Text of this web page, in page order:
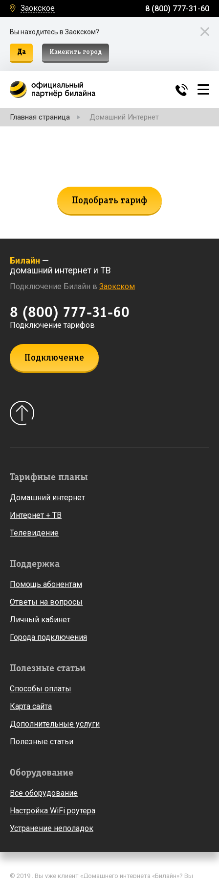
Заокское 8 (800) 777-31-60
Вы находитесь в Заокском?
Да Изменить город
Главная страница Домашний Интернет
Подобрать тариф
Билайн —
домашний интернет и ТВ
Подключение Билайн в Заокском
8 (800) 777-31-60
Подключение тарифов
Подключение
Тарифные планы
Домашний интернет
Интернет + ТВ
Телевидение
Поддержка
Помощь абонентам
Ответы на вопросы
Личный кабинет
Города подключения
Полезные статьи
Способы оплаты
Карта сайта
Дополнительные услуги
Полезные статьи
Оборудование
Все оборудование
Настройка WiFi роутера
Устранение неполадок
© 2019 . Вы уже клиент «Домашнего интернета «Билайн»? Вы